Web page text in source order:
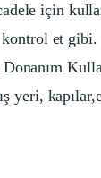
için
et gibi.
yeri,